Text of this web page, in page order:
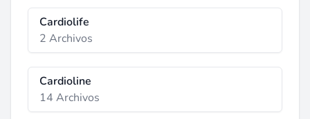
Cardiolife
2 Archivos
Cardioline
14 Archivos